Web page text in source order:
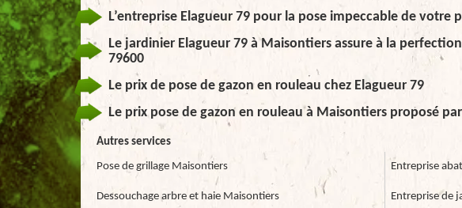
L’entreprise Elagueur 79 pour la pose impeccable de votre
Le jardinier Elagueur 79 à Maisontiers assure à la
79600
Le prix de pose de gazon en rouleau chez Elagueur 79
Le prix pose de gazon en rouleau à Maisontiers proposé
Autres services
Pose de grillage Maisontiers
Dessouchage arbre et haie Maisontiers
Entreprise
Entreprise de